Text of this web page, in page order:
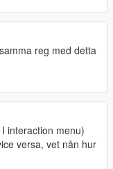
reg med detta
interaction menu)
versa, vet nån hur